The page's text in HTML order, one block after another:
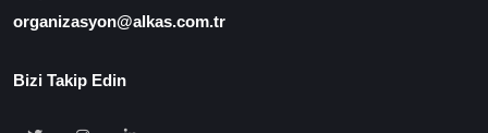
organizasyon@alkas.com.tr
Bizi Takip Edin